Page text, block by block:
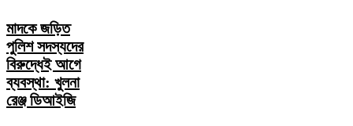
মাদকে জড়িত
পুলিশ সদস্যদের
বিরুদ্ধেই আগে
ব্যবস্থা: খুলনা
রেঞ্জ ডিআইজি